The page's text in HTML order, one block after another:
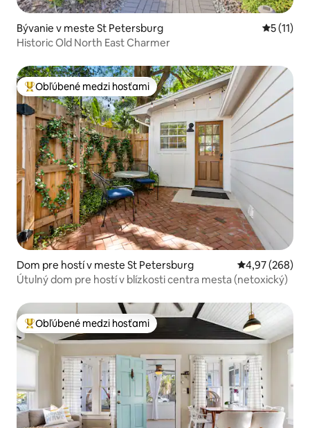
Bývanie v meste St Petersburg
5 (11)
Historic Old North East Charmer
Najobľúbenejšie medzi hosťami
Obľúbené medzi hosťami
Dom pre hostí v meste St Petersburg Priemerné
4,97 (268)
Útulný dom pre hostí v blízkosti centra mesta (netoxický)
Najobľúbenejšie medzi hosťami
Obľúbené medzi hosťami